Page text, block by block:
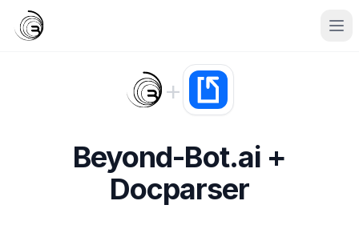
+
Beyond-Bot.ai +
Docparser